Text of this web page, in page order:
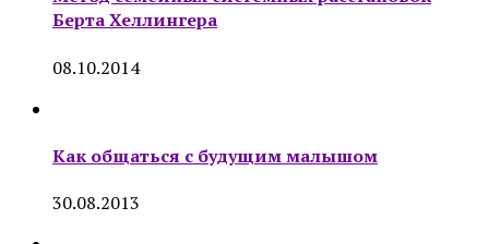
Берта Хеллингера
08.10.2014
Как общаться с будущим малышом
30.08.2013